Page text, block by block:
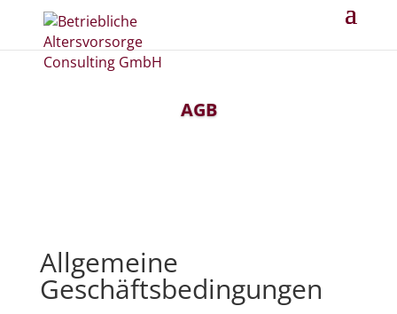
AGB
Allgemeine
Geschäftsbedingungen